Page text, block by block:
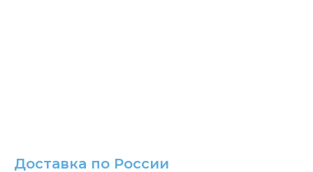
Доставка по России